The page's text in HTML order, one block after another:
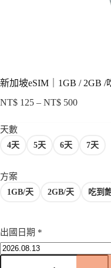
新加坡eSIM｜1GB / 2GB /
NT$ 125 – NT$ 500價
圍：
天數
4天 5天 6天 7天
方案
1GB/天 2GB/天 吃到
出國日期 *